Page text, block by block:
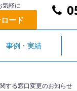
気軽に
ード
事例・実績
する窓口変更のお知らせ